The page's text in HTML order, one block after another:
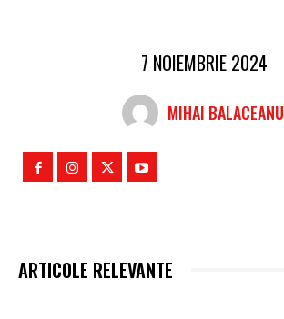
7 NOIEMBRIE 2024
MIHAI BALACEANU
ARTICOLE RELEVANTE